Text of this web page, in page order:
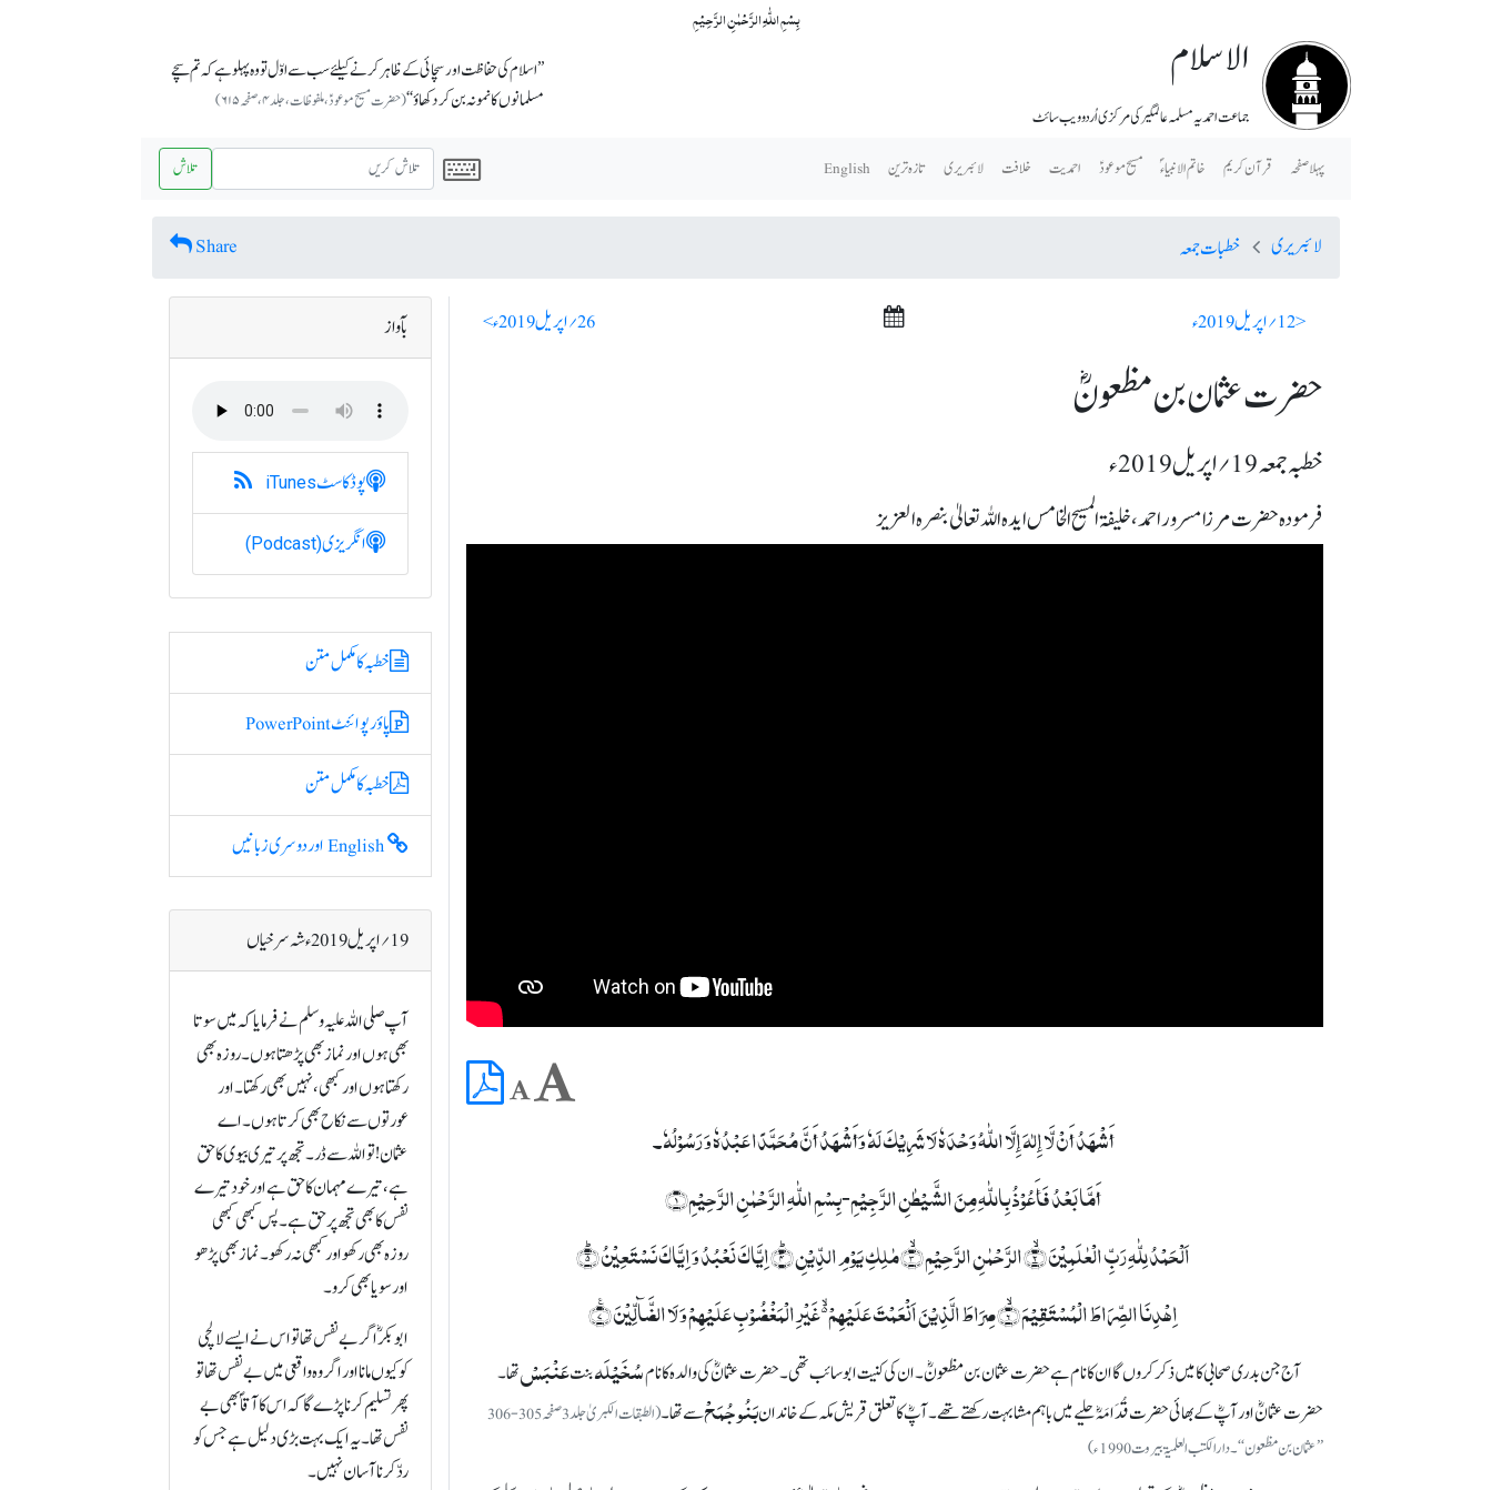
بِسۡمِ اللّٰہِ الرَّحۡمٰنِ الرَّحِیۡمِ
الاسلام
جماعت احمدیہ مسلمہ عالمگیر کی مرکزی اُردو ویب سائٹ
’’ اسلام کی حفاظت اور سچائی کے ظاہر کرنے کیلئے سب سے اوّل تو وہ پہلو ہے کہ تم سچے
مسلمانوں کا نمونہ بن کر دکھاؤ‘‘(حضرت مسیح موعودؑ، ملفوظات، جلد ۴، صفحہ ۶۱۵)
پہلا صفحہ قرآن کریم خاتم الانبیاء ؐ مسیح موعودؑ احمدیت خلافت لائبریری تازہ ترین English تلاش
لائبریری خطبات جمعہ Share
< 12؍ اپریل 2019ء 26؍ اپریل 2019ء >
حضرت عثمان بن مظعونؓ
خطبہ جمعہ 19؍ اپریل 2019ء
فرمودہ حضرت مرزا مسرور احمد، خلیفۃ المسیح الخامس ایدہ اللہ تعالیٰ بنصرہ العزیز
أَشْھَدُ أَنْ لَّا إِلٰہَ إِلَّا اللّٰہُ وَحْدَہٗ لَا شَرِیْکَ لَہٗ وَأَشْھَدُ أَنَّ مُحَمَّدًا عَبْدُہٗ وَ رَسُوْلُہٗ۔
أَمَّا بَعْدُ فَأَعُوْذُ بِاللّٰہِ مِنَ الشَّیْطٰنِ الرَّجِیْمِ-بِسۡمِ اللّٰہِ الرَّحۡمٰنِ الرَّحِیۡمِ﴿۱﴾
اَلۡحَمۡدُ لِلّٰہِ رَبِّ الۡعٰلَمِیۡنَ ۙ﴿۲﴾ الرَّحۡمٰنِ الرَّحِیۡمِ ۙ﴿۳﴾ مٰلِکِ یَوۡمِ الدِّیۡنِ ؕ﴿۴﴾ اِیَّاکَ نَعۡبُدُ وَ اِیَّاکَ نَسۡتَعِیۡنُ ؕ﴿۵﴾
اِہۡدِنَا الصِّرَاطَ الۡمُسۡتَقِیۡمَ ۙ﴿۶﴾ صِرَاطَ الَّذِیۡنَ اَنۡعَمۡتَ عَلَیۡہِمۡ ۬ۙ غَیۡرِ الۡمَغۡضُوۡبِ عَلَیۡہِمۡ وَ لَا الضَّآلِّیۡنَ ٪﴿۷﴾
آج جن بدری صحابی کا میں ذکر کروں گا ان کا نام ہے حضرت عثمان بن مظعونؓ۔ ان کی کنیت ابوسائب تھی۔ حضرت عثمانؓ کی والدہ کا نامسُخَیْلَہبنتعَنْبَسْتھا۔
حضرت عثمانؓ اور آپؓ کے بھائی حضرت قُدَامَہؓ حلیےمیں باہم مشابہت رکھتے تھے۔ آپؓ کا تعلق قریش مکہ کے خاندانبَنُو جُمَحْسے تھا۔
(الطبقات الکبریٰ جلد 3 صفحہ 305-306
’’عثمان بن مظعون‘‘۔ دارالکتب العلمیۃ بیروت 1990ء)
بآواز
پوڈکاسٹiTunes
انگریزی(Podcast)
خطبہ کا مکمل متن
پاؤر پوائنٹ PowerPoint
خطبہ کا مکمل متن
English اور دوسری زبانیں
19؍ اپریل 2019ء شہ سرخیاں
آپ صلی اللہ علیہ وسلم نے فرمایا کہ میں سوتا
بھی ہوں اور نماز بھی پڑھتا ہوں۔ روزہ بھی
رکھتا ہوں اور کبھی، نہیں بھی رکھتا۔ اور
عورتوں سے نکاح بھی کرتا ہوں۔ اے
عثمان! تو اللہ سے ڈر۔ تجھ پر تیری بیوی کا حق
ہے، تیرے مہمان کا حق ہے اور خود تیرے
نفس کا بھی تجھ پر حق ہے۔ پس کبھی کبھی
روزہ بھی رکھو اور کبھی نہ رکھو۔ نماز بھی پڑھو
اور سویا بھی کرو۔
ابوبکرؓ اگر بے نفس تھا تو اس نے ایسے لالچی
کو کیوں مانا اور اگر وہ واقعی میں بے نفس تھا تو
پھر تسلیم کرنا پڑے گا کہ اس کا آقاؐ بھی بے
نفس تھا۔ یہ ایک بہت بڑی دلیل ہے جس کو
ردّ کرنا آسان نہیں۔